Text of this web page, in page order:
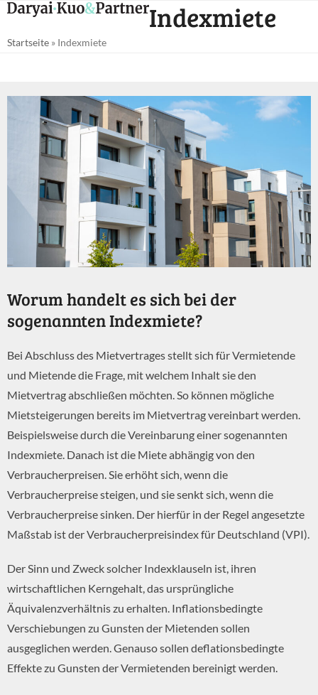
Skip
content
Open
menu
Close
menu
Indexmiete
Startseite » Indexmiete
Worum handelt es sich bei der
sogenannten Indexmiete?
Bei Abschluss des Mietvertrages stellt sich für Vermietende
und Mietende die Frage, mit welchem Inhalt sie den
Mietvertrag abschließen möchten. So können mögliche
Mietsteigerungen bereits im Mietvertrag vereinbart werden.
Beispielsweise durch die Vereinbarung einer sogenannten
Indexmiete. Danach ist die Miete abhängig von den
Verbraucherpreisen. Sie erhöht sich, wenn die
Verbraucherpreise steigen, und sie senkt sich, wenn die
Verbraucherpreise sinken. Der hierfür in der Regel angesetzte
Maßstab ist der Verbraucherpreisindex für Deutschland (VPI).
Der Sinn und Zweck solcher Indexklauseln ist, ihren
wirtschaftlichen Kerngehalt, das ursprüngliche
Äquivalenzverhältnis zu erhalten. Inflationsbedingte
Verschiebungen zu Gunsten der Mietenden sollen
ausgeglichen werden. Genauso sollen deflationsbedingte
Effekte zu Gunsten der Vermietenden bereinigt werden.